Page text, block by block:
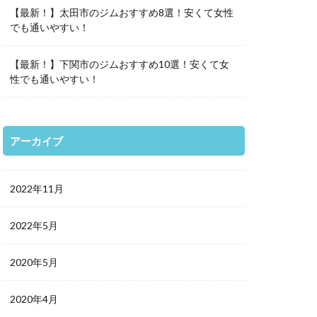
【最新！】太田市のジムおすすめ8選！安くて女性
でも通いやすい！
【最新！】下関市のジムおすすめ10選！安くて女
性でも通いやすい！
アーカイブ
2022年11月
2022年5月
2020年5月
2020年4月